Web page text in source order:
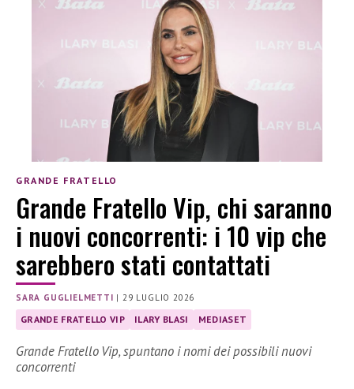
GRANDE FRATELLO
Grande Fratello Vip, chi saranno
i nuovi concorrenti: i 10 vip che
sarebbero stati contattati
SARA GUGLIELMETTI |29 LUGLIO 2026
GRANDE FRATELLO VIP ILARY BLASI MEDIASET
Grande Fratello Vip, spuntano i nomi dei possibili nuovi
concorrenti